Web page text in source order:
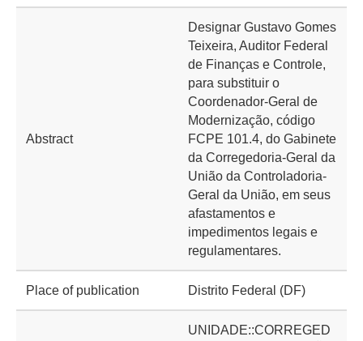
Abstract
Designar Gustavo Gomes
Teixeira, Auditor Federal
de Finanças e Controle,
para substituir o
Coordenador-Geral de
Modernização, código
FCPE 101.4, do Gabinete
da Corregedoria-Geral da
União da Controladoria-
Geral da União, em seus
afastamentos e
impedimentos legais e
regulamentares.
Place of publication Distrito Federal (DF)
UNIDADE::CORREGED